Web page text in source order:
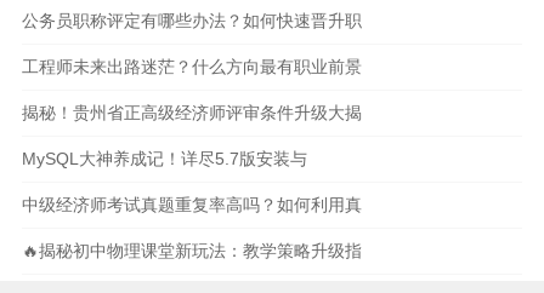
公务员职称评定有哪些办法？如何快速晋升职
工程师未来出路迷茫？什么方向最有职业前景
揭秘！贵州省正高级经济师评审条件升级大揭
MySQL大神养成记！详尽5.7版安装与
中级经济师考试真题重复率高吗？如何利用真
🔥揭秘初中物理课堂新玩法：教学策略升级指